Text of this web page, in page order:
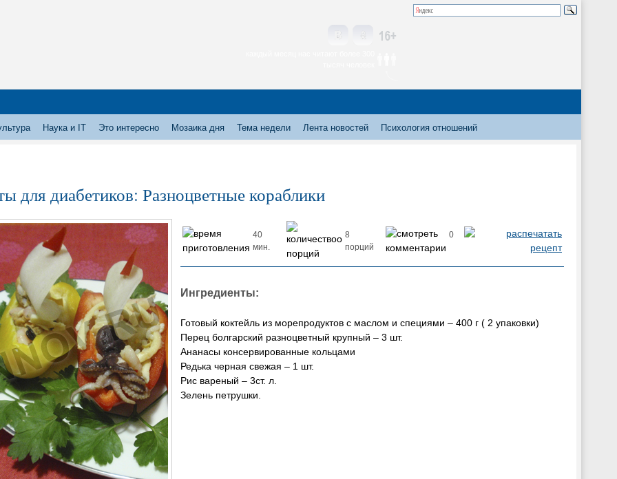
Наука и IT Это интересно Мозаика дня Тема недели Лента новостей Психология отношений
для диабетиков: Разноцветные кораблики
40
мин.
8
порций
0
Ингредиенты:
Готовый коктейль из морепродуктов с маслом и специями – 400 г ( 2 упаковки)
Перец болгарский разноцветный крупный – 3 шт.
Ананасы консервированные кольцами
Редька черная свежая – 1 шт.
Рис вареный – 3ст. л.
Зелень петрушки.